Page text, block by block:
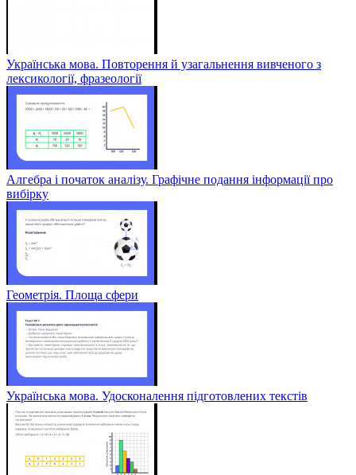
Українська мова. Повторення й узагальнення вивченого з
лексикології, фразеології
Алгебра і початок аналізу. Графічне подання інформації про
вибірку
Геометрія. Площа сфери
Українська мова. Удосконалення підготовлених текстів